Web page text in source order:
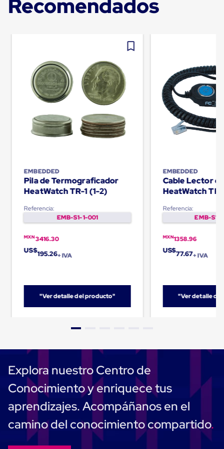
Plastico
Tarimas
Prácticas
de
Manufactura
Tarimas
de
Plastico
para
Exportación
Tarimas
de
de
Plastico
Multiusos
Esquineros
Angulos
de
de
Plasticos
Soluciones
Plastico
Laminas
de
Carton
Tiersheet
Hojas
de
Carton
Anti
Deslizamiento
Separador
Recomendados
EMBEDDED
Pila de Termograficador
HeatWatch TR-1 (1-2)
Referencia:
EMB-S1-1-001
MXN3416.30
US$195.26+ IVA
"Ver detalle del producto"
EMBEDDED
Cable Lector
HeatWatch TR-
Referencia:
EMB-S1-
MXN1358.96
US$77.67+ IVA
"Ver detalle
Explora nuestro Centro de
Conocimiento y enriquece tus
aprendizajes. Acompáñanos en el
camino del conocimiento compartido